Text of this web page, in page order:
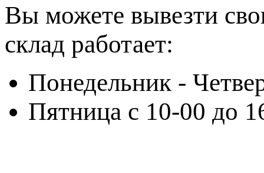
Вы можете вывезти
склад работает:
Понедельник -
Пятница с 10-00 до